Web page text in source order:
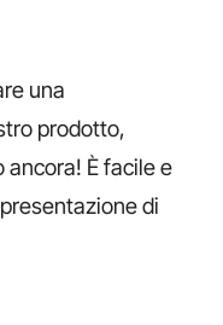
una
prodotto,
È facile e
di